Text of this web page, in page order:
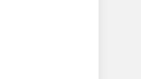
প্রেস ক্লাবের সভাপতি
সম্পাদক রিপন মারমা